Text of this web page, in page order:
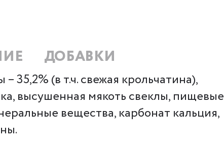
ДОБАВКИ
35,2% (в т.ч. свежая крольчатина),
высушенная мякоть свеклы, пищевые
вещества, карбонат кальция,